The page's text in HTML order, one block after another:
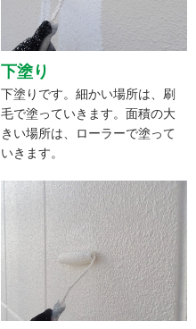
下塗り
下塗りです。細かい場所は、刷
毛で塗っていきます。面積の大
きい場所は、ローラーで塗って
いきます。